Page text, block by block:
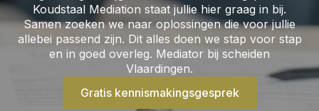
Koudstaal Mediation staat jullie hier graag in bij.
Samen zoeken we naar oplossingen die voor jullie
allebei passend zijn. Dit alles doen we stap voor stap
en in goed overleg. Mediator bij scheiden
Vlaardingen.
Gratis kennismakingsgesprek